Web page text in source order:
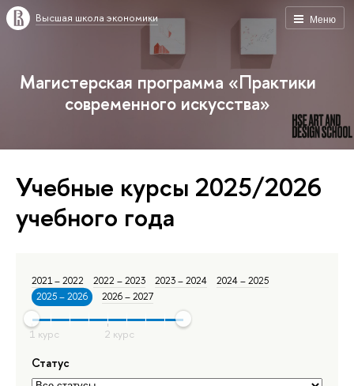
Меню
Высшая школа экономики
Магистерская программа «Практики
современного искусства»
Учебные курсы 2025/2026
учебного года
2021 – 2022 2022 – 2023 2023 – 2024
2024 – 2025
2025 – 2026
2026 – 2027
Статус